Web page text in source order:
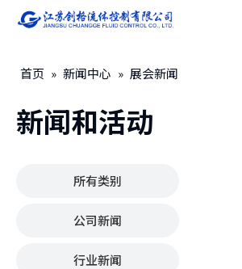
首页 » 新闻中心 » 展会新闻
新闻和活动
所有类别
公司新闻
行业新闻